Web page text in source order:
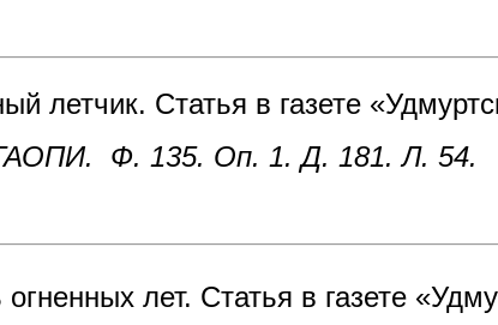
летчик. Статья в газете
Ф. 135. Оп. 1. Д. 181. Л. 54.
лет. Статья в газете